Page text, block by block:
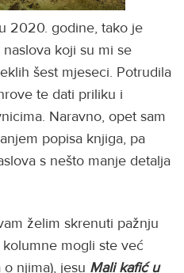
2020. godine, tako je
koji su mi se
šest mjeseci. Potrudila
te dati priliku i
Naravno, opet sam
popisa knjiga, pa
s nešto manje detalja
želim skrenuti pažnju
mogli ste već
njima), jesu Mali kafić u